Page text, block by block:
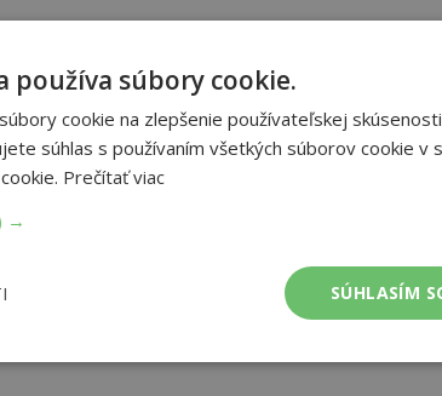
Vopičkovej.
48
používa súbory cookie.
cookie na zlepšenie používateľskej
súhlas s používaním všetkých súborov cookie v
Prečítať viac
→
SÚHLASÍM